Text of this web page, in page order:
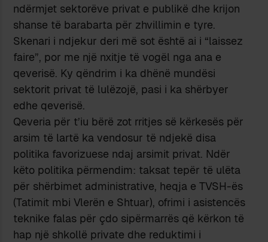
ndërmjet sektorëve privat e publikë dhe krijon
shanse të barabarta për zhvillimin e tyre.
Skenari i ndjekur deri më sot është ai i “laissez
faire”, por me një nxitje të vogël nga ana e
qeverisë. Ky qëndrim i ka dhënë mundësi
sektorit privat të lulëzojë, pasi i ka shërbyer
edhe qeverisë.
Qeveria për t’iu bërë zot rritjes së kërkesës për
arsim të lartë ka vendosur të ndjekë disa
politika favorizuese ndaj arsimit privat. Ndër
këto politika përmendim: taksat tepër të ulëta
për shërbimet administrative, heqja e TVSH-ës
(Tatimit mbi Vlerën e Shtuar), ofrimi i asistencës
teknike falas për çdo sipërmarrës që kërkon të
hap një shkollë private dhe reduktimi i